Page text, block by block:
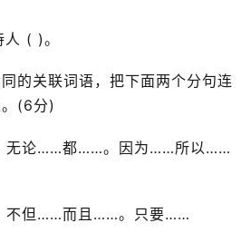
( )。
关联词语，把下面两个分句连
(6分)
论……都……。因为……所以……
但……而且……。只要……